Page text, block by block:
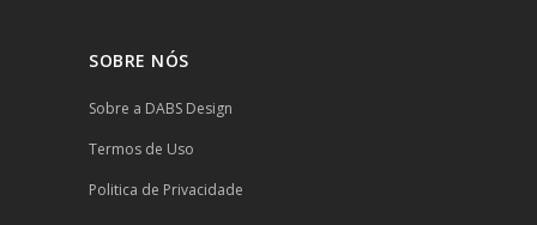
SOBRE NÓS
Sobre a DABS Design
Termos de Uso
Politica de Privacidade